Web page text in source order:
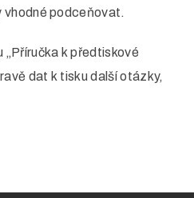
vhodné podceňovat.
„Příručka k předtiskové
dat k tisku další otázky,